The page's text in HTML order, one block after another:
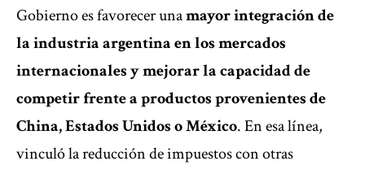
Gobierno es favorecer unamayor integración de
la industria argentina en los mercados
internacionales y mejorar la capacidad de
competir frente a productos provenientes de
China, Estados Unidos o México. En esa línea,
vinculó la reducción de impuestos con otras